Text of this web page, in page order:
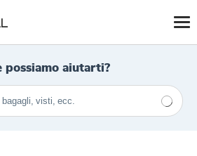
possiamo aiutarti?